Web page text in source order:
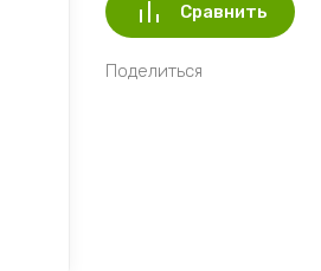
Сравнить
Поделиться